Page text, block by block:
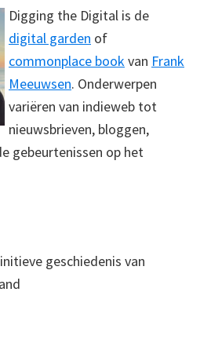
Digging the Digital is de
digital garden of
commonplace bookvan Frank
Meeuwsen. Onderwerpen
variëren van indieweb tot
nieuwsbrieven, bloggen,
gebeurtenissen op het
geschiedenis van